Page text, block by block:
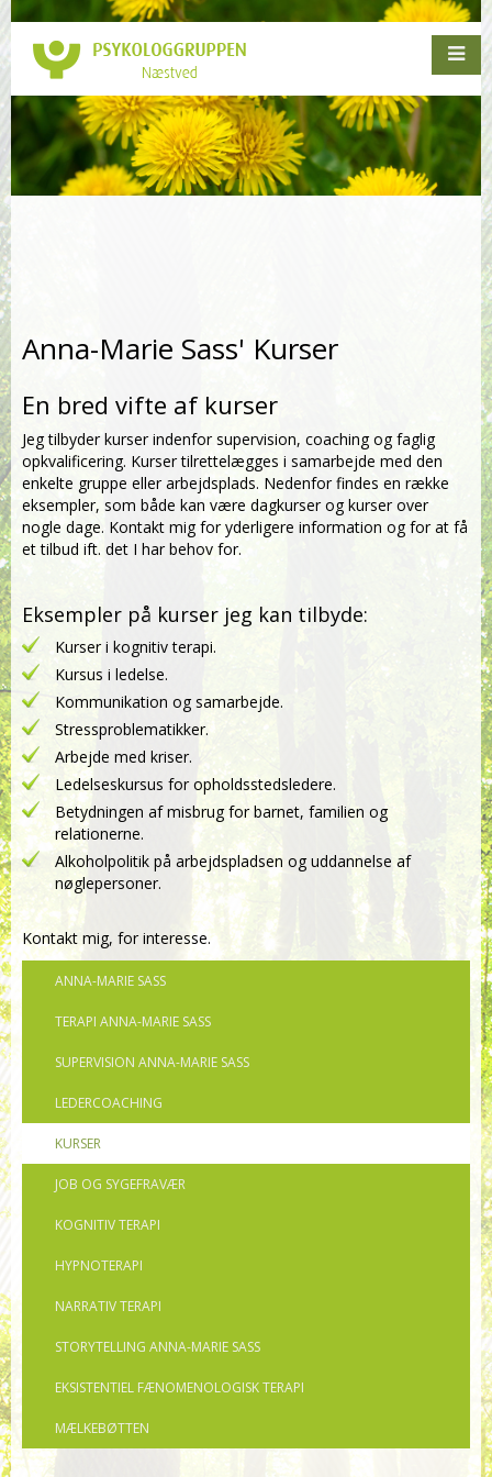
Anna-Marie Sass' Kurser
En bred vifte af kurser
Jeg tilbyder kurser indenfor supervision, coaching og faglig
opkvalificering. Kurser tilrettelægges i samarbejde med den
enkelte gruppe eller arbejdsplads. Nedenfor findes en række
eksempler, som både kan være dagkurser og kurser over
nogle dage. Kontakt mig for yderligere information og for at få
et tilbud ift. det I har behov for.
Eksempler på kurser jeg kan tilbyde:
Kurser i kognitiv terapi.
Kursus i ledelse.
Kommunikation og samarbejde.
Stressproblematikker.
Arbejde med kriser.
Ledelseskursus for opholdsstedsledere.
Betydningen af misbrug for barnet, familien og
relationerne.
Alkoholpolitik på arbejdspladsen og uddannelse af
nøglepersoner.
Kontakt mig, for interesse.
ANNA-MARIE SASS
TERAPI ANNA-MARIE SASS
SUPERVISION ANNA-MARIE SASS
LEDERCOACHING
KURSER
JOB OG SYGEFRAVÆR
KOGNITIV TERAPI
HYPNOTERAPI
NARRATIV TERAPI
STORYTELLING ANNA-MARIE SASS
EKSISTENTIEL FÆNOMENOLOGISK TERAPI
MÆLKEBØTTEN